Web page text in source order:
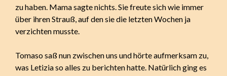
zu haben. Mama sagte nichts. Sie freute sich wie immer
über ihren Strauß, auf den sie die letzten Wochen ja
verzichten musste.
Tomaso saß nun zwischen uns und hörte aufmerksam zu,
was Letizia so alles zu berichten hatte. Natürlich ging es